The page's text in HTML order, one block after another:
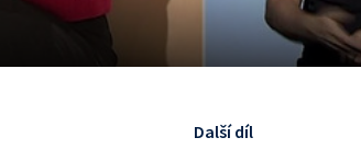
Další díl